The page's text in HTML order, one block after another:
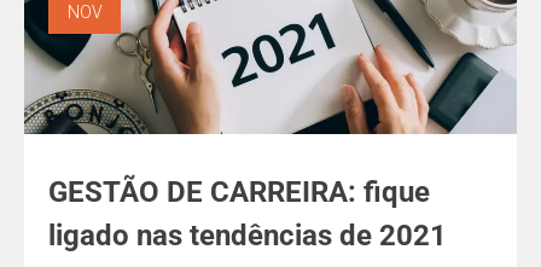
GESTÃO DE CARREIRA: fique
ligado nas tendências de 2021
NOV